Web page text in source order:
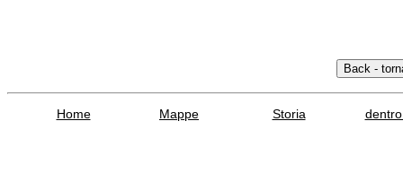
Home Mappe Storia